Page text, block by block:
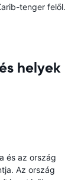
tenger felől.
helyek
és az ország
Az ország